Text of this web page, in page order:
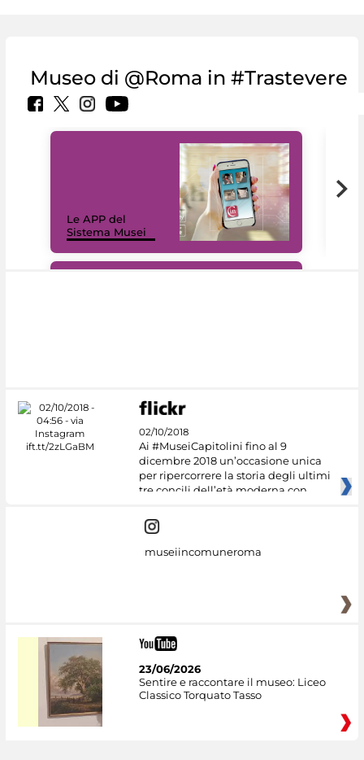
Museo di @Roma in #Trastevere
Le APP del
Sistema Musei
02/10/2018
Ai #MuseiCapitolini fino al 9
dicembre 2018 un’occasione unica
per ripercorrere la storia degli ultimi
tre concili dell’età moderna con
museiincomuneroma
23/06/2026
Sentire e raccontare il museo: Liceo
Classico Torquato Tasso